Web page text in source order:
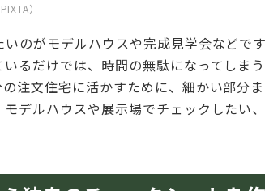
）
のがモデルハウスや完成見学会などで
るだけでは、時間の無駄になってしま
注文住宅に活かすために、細かい部分
デルハウスや展示場でチェックしたい